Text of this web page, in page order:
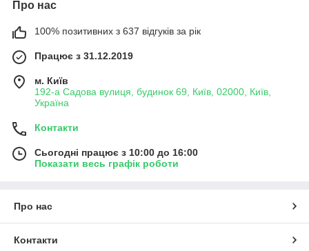
Про нас
100% позитивних з 637 відгуків за рік
Працює з 31.12.2019
м. Київ
192-а Садова вулиця, будинок 69, Київ, 02000, Київ,
Україна
Контакти
Сьогодні працює з 10:00 до 16:00
Показати весь графік роботи
Про нас
Контакти